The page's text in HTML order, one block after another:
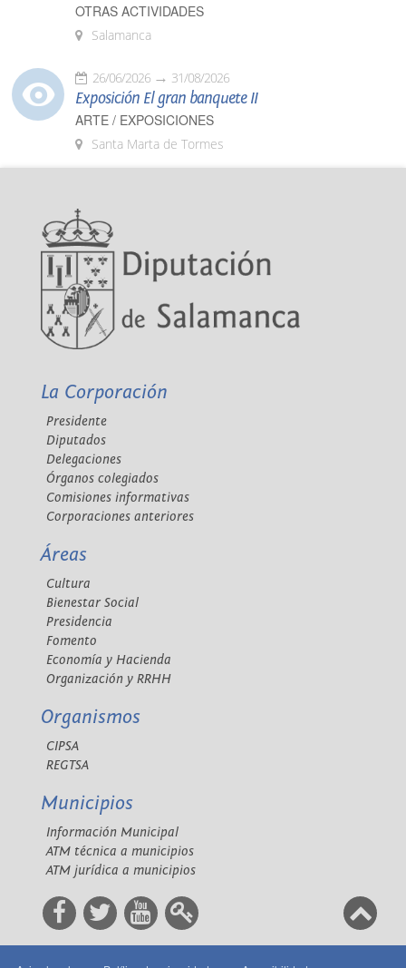
OTRAS ACTIVIDADES
Salamanca
26/06/2026 31/08/2026
Exposición El gran banquete II
ARTE / EXPOSICIONES
Santa Marta de Tormes
La Corporación
Presidente
Diputados
Delegaciones
Órganos colegiados
Comisiones informativas
Corporaciones anteriores
Áreas
Cultura
Bienestar Social
Presidencia
Fomento
Economía y Hacienda
Organización y RRHH
Organismos
CIPSA
REGTSA
Municipios
Información Municipal
ATM técnica a municipios
ATM jurídica a municipios